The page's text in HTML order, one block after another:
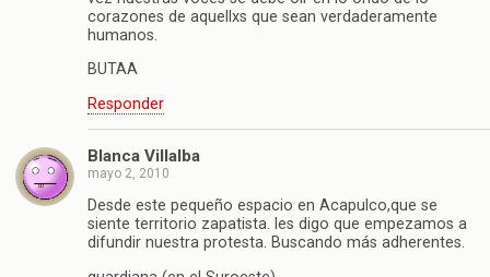
corazones de aquellxs que sean verdaderamente
humanos.
BUTAA
Responder
Blanca Villalba
mayo 2, 2010
Desde este pequeño espacio en Acapulco,que se
siente territorio zapatista. les digo que empezamos a
difundir nuestra protesta. Buscando más adherentes.